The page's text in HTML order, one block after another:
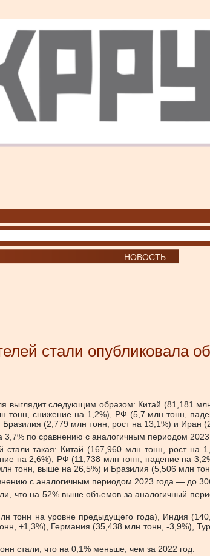
НОВОСТЬ
стали опубликовала
выглядит следующим образом: Китай (81,181
тонн, снижение на 1,2%), РФ (5,7 млн тонн,
(2,779 млн тонн, рост на 13,1%) и Иран
по сравнению с аналогичным периодом
стали такая: Китай (167,960 млн тонн, рост
на 2,6%), РФ (11,738 млн тонн, падение на
тонн, выше на 26,5%) и Бразилия (5,506 млн
с аналогичным периодом 2023 года — до
что на 52% выше объемов за аналогичный
тонн на уровне предыдущего года), Индия
+1,3%), Германия (35,438 млн тонн, -3,9%),
стали, что на 0,1% меньше, чем за 2022 год.